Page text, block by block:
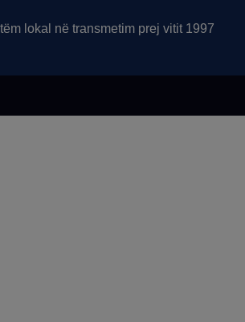
lokal në transmetim prej vitit 1997